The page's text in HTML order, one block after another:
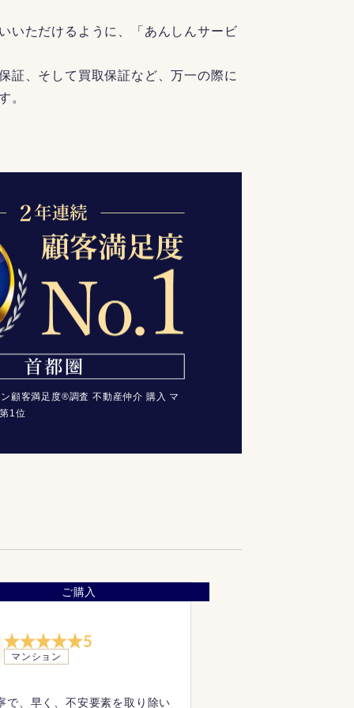
いただけるように、「あんしんサービ
証、そして買取保証など、万一の際に
。
顧客満足度®調査 不動産仲介 購入 マ
1位
ご購入
5
マンション
で、早く、不安要素を取り除い